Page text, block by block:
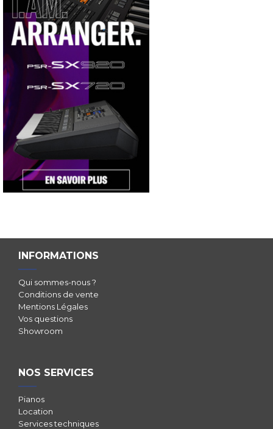
INFORMATIONS
Qui sommes-nous ?
Conditions de vente
Mentions Légales
Vos questions
Showroom
NOS SERVICES
Pianos
Location
Services techniques